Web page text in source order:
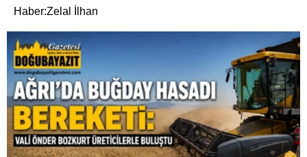
Haber:Zelal İlhan